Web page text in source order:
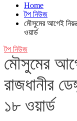
Home
টপ নিউজ
মৌসুমের আগেই
ওয়ার্ড
টপ নিউজ
মৌসুমের
রাজধানীর
১৮ ওয়ার্ড